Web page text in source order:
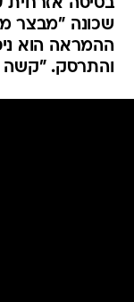
ההמראה הוא
והתרסק. "קשה